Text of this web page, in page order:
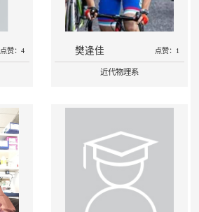
点赞：4 樊逢佳 点赞：1
近代物理系